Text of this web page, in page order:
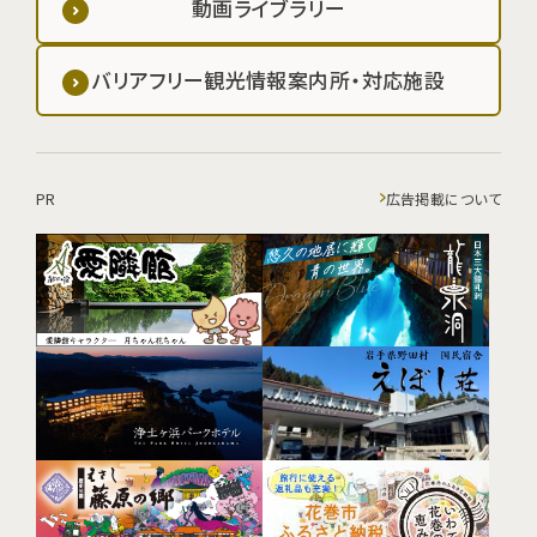
動画ライブラリー
バリアフリー観光情報案内所・対応施設
PR 広告掲載について